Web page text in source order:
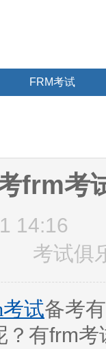
FRM考试
frm考
14:16
考试俱
试备考
？有frm